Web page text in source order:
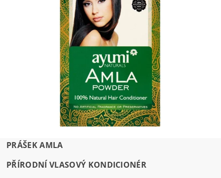
PRÁŠEK AMLA
PŘÍRODNÍ VLASOVÝ KONDICIONÉR